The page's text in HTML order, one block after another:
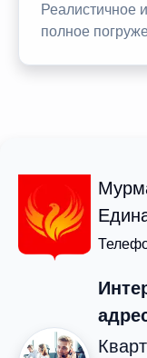
Реалистичное
полное